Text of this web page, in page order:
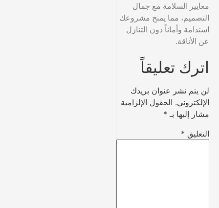
معايير السلامة مع جمال
التصميم، مما يمنح مشروعك
استدامة وأماناً دون التنازل
عن الأناقة.
اترك تعليقاً
لن يتم نشر عنوان بريدك
الإلكتروني. الحقول الإلزامية
مشار إليها بـ *
التعليق *